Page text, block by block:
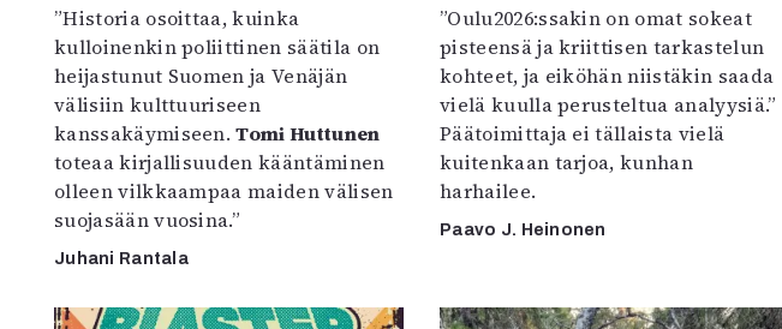
”Historia osoittaa, kuinka
kulloinenkin poliittinen säätila on
heijastunut Suomen ja Venäjän
välisiin kulttuuriseen
kanssakäymiseen.Tomi Huttunen
toteaa kirjallisuuden kääntäminen
olleen vilkkaampaa maiden välisen
suojasään vuosina.”
Juhani Rantala
”Oulu2026:ssakin on omat sokeat
pisteensä ja kriittisen tarkastelun
kohteet, ja eiköhän niistäkin saada
vielä kuulla perusteltua analyysiä.”
Päätoimittaja ei tällaista vielä
kuitenkaan tarjoa, kunhan
harhailee.
Paavo J. Heinonen